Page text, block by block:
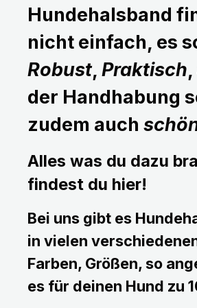
Hundehalsband
nicht einfach, es
Robust, Praktisch,
der Handhabung
zudem auch
Alles was du dazu
findest du hier!
Bei uns gibt es
in vielen
Farben, Größen, so
es für deinen Hund zu